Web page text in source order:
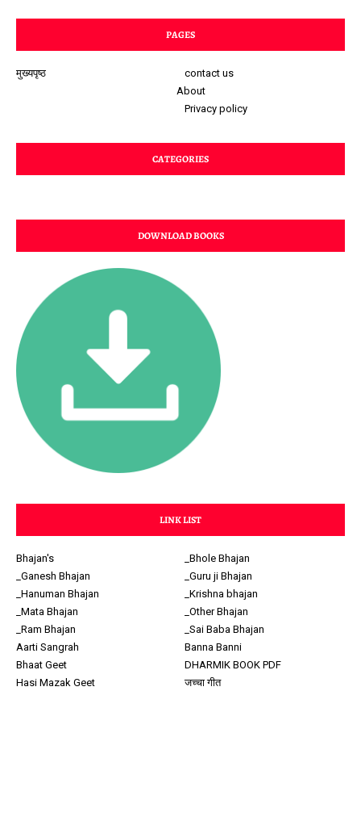
PAGES
मुख्यपृष्ठ
contact us
About
Privacy policy
CATEGORIES
DOWNLOAD BOOKS
LINK LIST
Bhajan's
_Bhole Bhajan
_Ganesh Bhajan
_Guru ji Bhajan
_Hanuman Bhajan
_Krishna bhajan
_Mata Bhajan
_Other Bhajan
_Ram Bhajan
_Sai Baba Bhajan
Aarti Sangrah
Banna Banni
Bhaat Geet
DHARMIK BOOK PDF
Hasi Mazak Geet
जच्चा गीत